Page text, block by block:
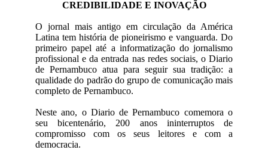
CREDIBILIDADE E INOVAÇÃO
O jornal mais antigo em circulação da América
Latina tem história de pioneirismo e vanguarda. Do
primeiro papel até a informatização do jornalismo
profissional e da entrada nas redes sociais, o Diario
de Pernambuco atua para seguir sua tradição: a
qualidade do padrão do grupo de comunicação mais
completo de Pernambuco.
Neste ano, o Diario de Pernambuco comemora o
seu bicentenário, 200 anos ininterruptos de
compromisso com os seus leitores e com a
democracia.